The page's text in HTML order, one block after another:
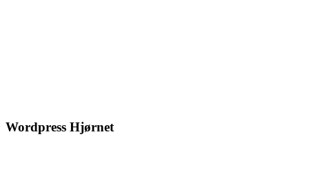
Wordpress Hjørnet